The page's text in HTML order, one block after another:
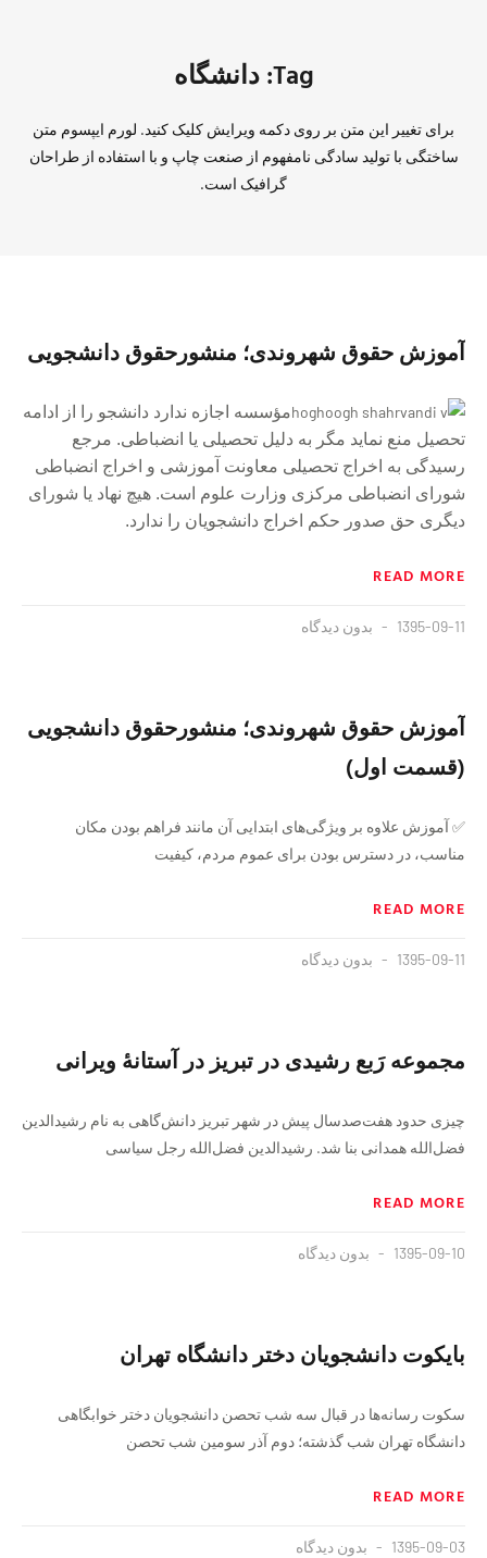
Tag: دانشگاه
برای تغییر این متن بر روی دکمه ویرایش کلیک کنید. لورم ایپسوم متن
ساختگی با تولید سادگی نامفهوم از صنعت چاپ و با استفاده از طراحان
گرافیک است.
آموزش حقوق شهروندى؛ منشورحقوق دانشجویى
مؤسسه اجازه ندارد دانشجو را از ادامه
تحصیل منع نماید مگر به دلیل تحصیلى یا انضباطى. ‏‎مرجع
رسیدگى به اخراج تحصیلى معاونت آموزشى و اخراج انضباطى
شوراى انضباطی مرکزی وزارت علوم است. هیچ نهاد یا شورای
دیگری حق صدور حکم اخراج دانشجویان ‏‎را ندارد.
READ MORE
1395-09-11 بدون دیدگاه
آموزش حقوق شهروندى؛ منشورحقوق دانشجویى
(قسمت اول)
✅ آموزش علاوه بر ویژگی‌هاى ابتدایى آن مانند فراهم بودن مکان
مناسب، در دسترس بودن براى عموم مردم، کیفیت
READ MORE
1395-09-11 بدون دیدگاه
مجموعه رَبع رشیدی در تبریز در آستانهٔ ویرانی
چیزی حدود هفت‌صدسال پیش در شهر تبریز دانش‌گاهی به نام رشیدالدین
فضل‌الله همدانی بنا شد. رشیدالدین فضل‌الله رجل سیاسی
READ MORE
1395-09-10 بدون دیدگاه
بایکوت دانشجویان دختر دانشگاه تهران
سکوت رسانه‌ها در قبال سه شب تحصن دانشجویان دختر خوابگاهی
دانشگاه تهران شب گذشته؛ دوم آذر سومین شب تحصن
READ MORE
1395-09-03 بدون دیدگاه